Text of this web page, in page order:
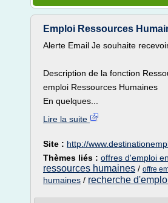
Emploi Ressources
Alerte Email Je souhaite
Description de la fonction
emploi Ressources Humaines
En quelques...
Lire la suite
Site : http://
Thèmes liés : offres d'emploi
ressources humaines / offre
humaines / recherche